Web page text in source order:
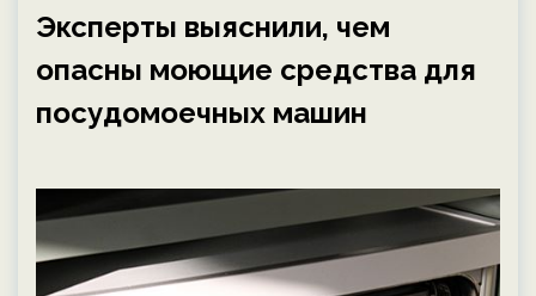
Эксперты выяснили, чем
опасны моющие средства для
посудомоечных машин